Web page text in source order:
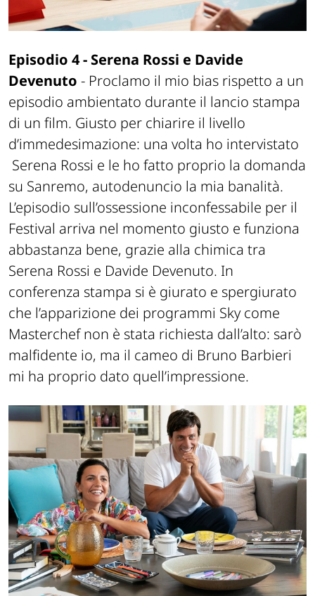
Episodio 4 - Serena Rossi e Davide
Devenuto - Proclamo il mio bias rispetto a un
episodio ambientato durante il lancio stampa
di un film. Giusto per chiarire il livello
d’immedesimazione: una volta ho intervistato
Serena Rossi e le ho fatto proprio la domanda
su Sanremo, autodenuncio la mia banalità.
L’episodio sull’ossessione inconfessabile per il
Festival arriva nel momento giusto e funziona
abbastanza bene, grazie alla chimica tra
Serena Rossi e Davide Devenuto. In
conferenza stampa si è giurato e spergiurato
che l’apparizione dei programmi Sky come
Masterchef non è stata richiesta dall’alto: sarò
malfidente io, ma il cameo di Bruno Barbieri
mi ha proprio dato quell’impressione.